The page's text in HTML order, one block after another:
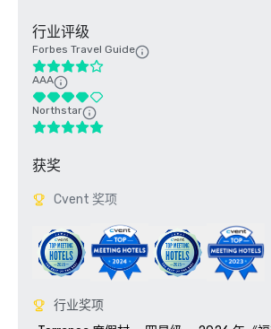
行业评级
Forbes Travel Guide
AAA
Northstar
获奖
Cvent 奖项
行业奖项